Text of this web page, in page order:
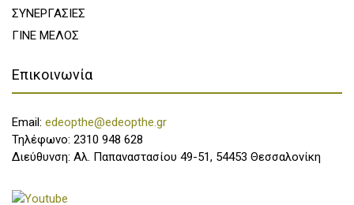
ΣΥΝΕΡΓΑΣΙΕΣ
ΓΙΝΕ ΜΕΛΟΣ
Επικοινωνία
Email: edeopthe@edeopthe.gr
Τηλέφωνο: 2310 948 628
Διεύθυνση: Αλ. Παπαναστασίου 49-51, 54453 Θεσσαλονίκη